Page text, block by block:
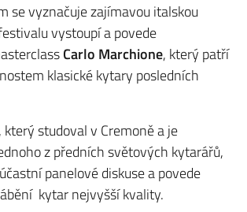
se vyznačuje zajímavou italskou
vystoupí a povede
Carlo Marchione, který patří
klasické kytary posledních
, který studoval v Cremoně a je
z předních světových kytarářů,
panelové diskuse a povede
kytar nejvyšší kvality.